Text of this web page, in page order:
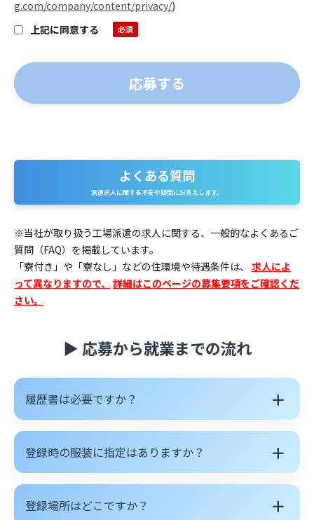
g.com/company/content/privacy/)
上記に同意する
く
あ
る
質
問
よくある質問
派遣求人に関する不安や疑問にお答えします。
※当社が取り扱う工場派遣の求人に関する、一般的なよくあるご
質問（FAQ）を掲載しています。
「寮付き」や「寮なし」などの住環境や待遇条件は、 求人によ
って異なりますので、 詳細はこのページの募集要項をご確認くだ
さい。
▶ 応募から就業までの流れ
履歴書は必要ですか？ ＋
登録時の服装に指定はありますか？ ＋
登録場所はどこですか？ ＋